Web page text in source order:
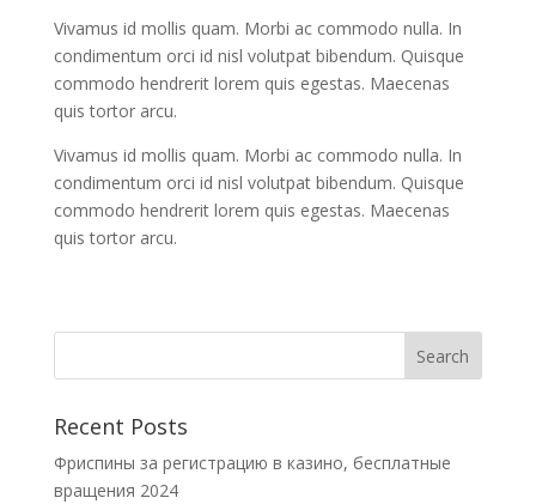
Vivamus id mollis quam. Morbi ac commodo nulla. In
condimentum orci id nisl volutpat bibendum. Quisque
commodo hendrerit lorem quis egestas. Maecenas
quis tortor arcu.
Vivamus id mollis quam. Morbi ac commodo nulla. In
condimentum orci id nisl volutpat bibendum. Quisque
commodo hendrerit lorem quis egestas. Maecenas
quis tortor arcu.
Recent Posts
Фриспины за регистрацию в казино, бесплатные
вращения 2024